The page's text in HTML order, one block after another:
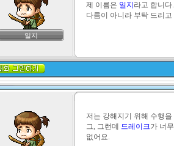
일지
제 이름은 일지 라고 합니다.
다름이 아니라 부탁 드리
저는 강해지기 위해 수행
그, 그런데 드레이크가 너
없어요.